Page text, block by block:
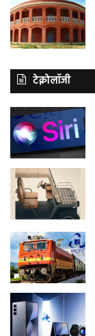
टेक्नोलॉजी